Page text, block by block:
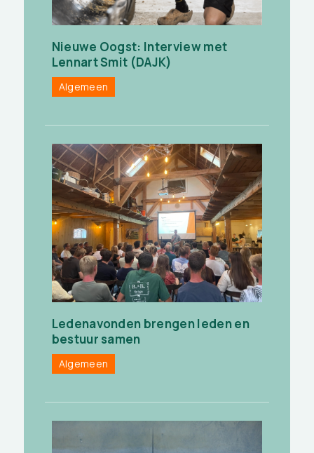
Nieuwe Oogst: Interview met
Lennart Smit (DAJK)
Algemeen
Ledenavonden brengen leden en
bestuur samen
Algemeen